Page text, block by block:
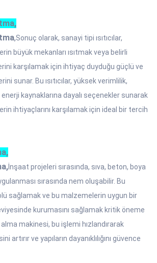
,Sonuç olarak, sanayi tipi ısıtıcılar,
büyük mekanları ısıtmak veya belirli
karşılamak için ihtiyaç duyduğu güçlü ve
sunar. Bu ısıtıcılar, yüksek verimlilik,
enerji kaynaklarına dayalı seçenekler sunarak
ihtiyaçlarını karşılamak için ideal bir tercih
İnşaat projeleri sırasında, sıva, beton, boya
sırasında nem oluşabilir. Bu
sağlamak ve bu malzemelerin uygun bir
kurumasını sağlamak kritik öneme
makinesi, bu işlemi hızlandırarak
artırır ve yapıların dayanıklılığını güvence